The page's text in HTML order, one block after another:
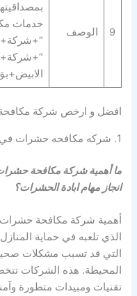
9 الوصف
خدمات
افضل و ارخص شركة
1. شركه مكافحه حشرات في جمعية عرابي موثوقه مع الضمان
ما أهمية شركة مكافحة
انجاز مهام ابادة الحشرات؟
أهمية شركة مكافحة
الذي تلعبه في حماية
التي قد تسبب مشكلات
المحيطة. هذه الشركات
تقنيات ومبيدات متطورة